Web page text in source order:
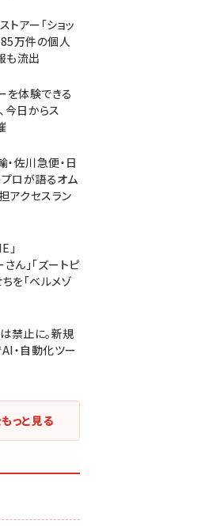
トアー「ショッ
万件の個人
も流出
を体験できる
日からス
佐川急便・日
ロが語るオム
アクセスラン
」
ん」「ズートピ
を「ベルメゾ
禁止に。新規
AI・自動化ツー
っと見る